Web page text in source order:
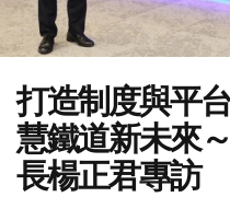
打造制度與平
慧鐵道新未來
長楊正君專訪